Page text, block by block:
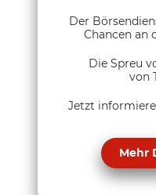
Der
Chancen an
Die Spreu
von
Jetzt
Mehr